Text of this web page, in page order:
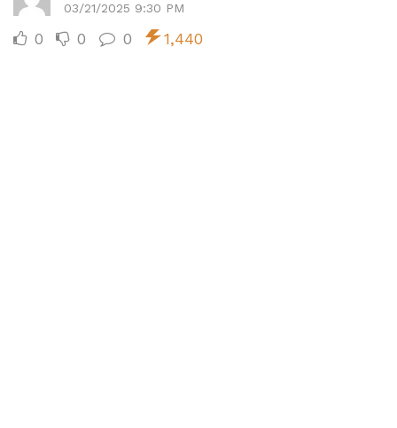
03/21/2025 9:30 PM
0 0 0 1,440